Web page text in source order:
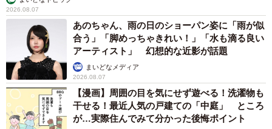
2026.08.07
あのちゃん、雨の日のショーパン姿に「雨が似
合う」「脚めっちゃきれい！」「水も滴る良い
アーティスト」 幻想的な近影が話題
まいどなメディア
2026.08.07
【漫画】周囲の目を気にせず遊べる！洗濯物も
干せる！最近人気の戸建ての「中庭」 ところ
が…実際住んでみて分かった後悔ポイント